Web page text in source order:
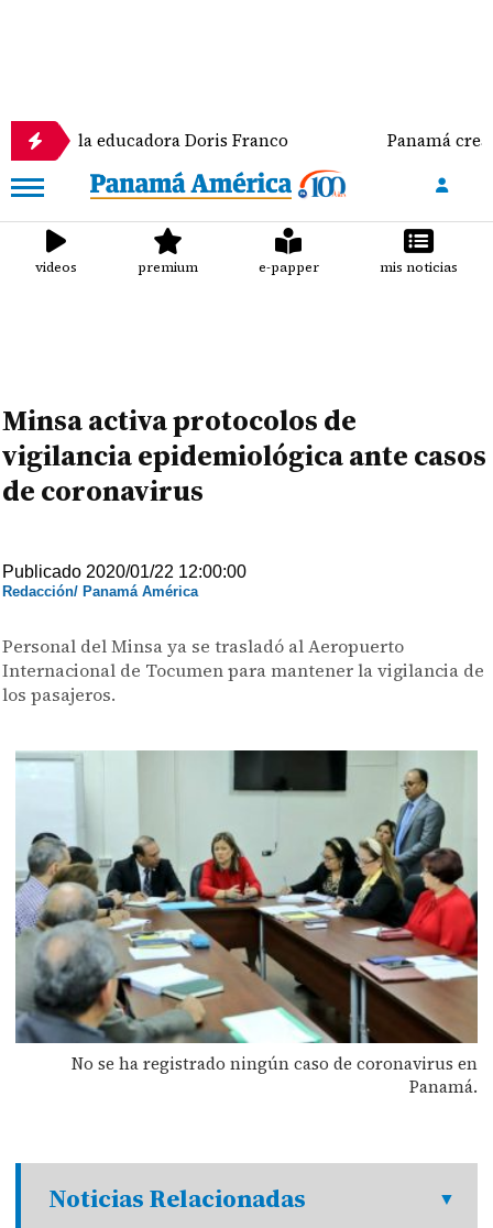
la educadora Doris Franco Panamá crea un
videos premium e-papper mis noticias
Minsa activa protocolos de
vigilancia epidemiológica ante casos
de coronavirus
Publicado 2020/01/22 12:00:00
Redacción/ Panamá América
Personal del Minsa ya se trasladó al Aeropuerto
Internacional de Tocumen para mantener la vigilancia de
los pasajeros.
No se ha registrado ningún caso de coronavirus en
Panamá.
Noticias Relacionadas